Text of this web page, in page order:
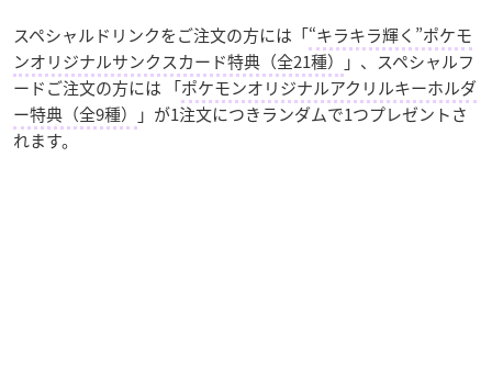
スペシャルドリンクをご注文の方には「“キラキラ輝く”ポケモ
ンオリジナルサンクスカード特典（全21種）
」、スペシャルフ
ードご注文の方には 「ポケモンオリジナルアクリルキーホルダ
ー特典（全9種）
」が1注文につきランダムで1つプレゼントさ
れます。